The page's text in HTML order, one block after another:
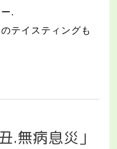
.
テイスティングも
.無病息災」